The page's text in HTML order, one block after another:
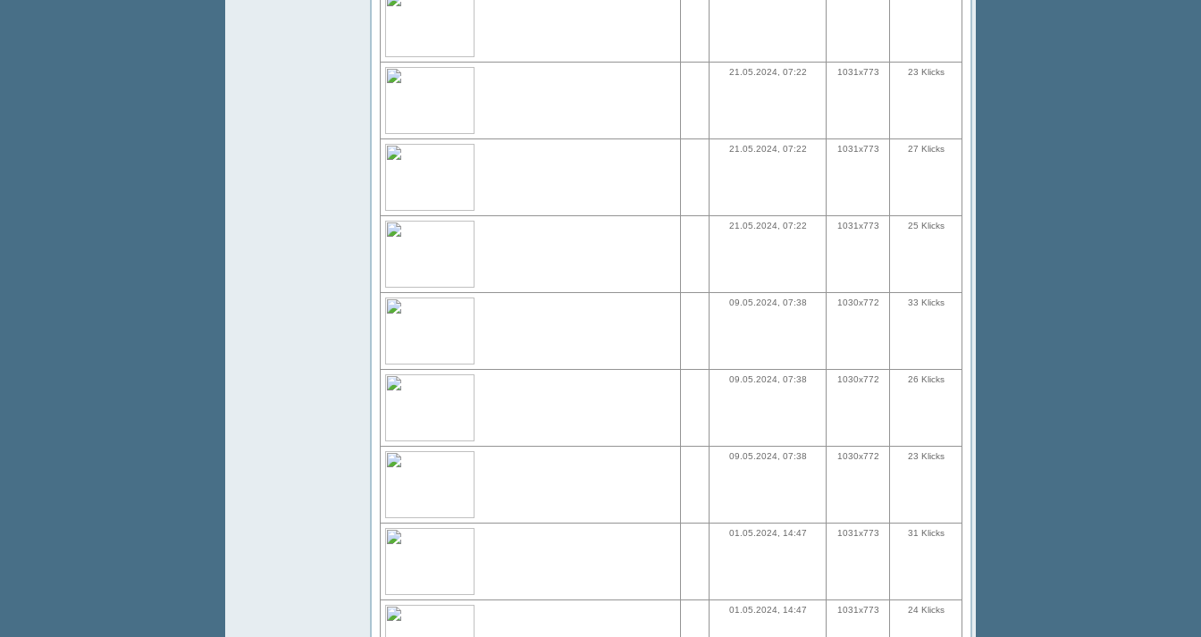
21.05.2024, 07:22 1031x773 23 Klicks
21.05.2024, 07:22 1031x773 27 Klicks
21.05.2024, 07:22 1031x773 25 Klicks
09.05.2024, 07:38 1030x772 33 Klicks
09.05.2024, 07:38 1030x772 26 Klicks
09.05.2024, 07:38 1030x772 23 Klicks
01.05.2024, 14:47 1031x773 31 Klicks
01.05.2024, 14:47 1031x773 24 Klicks